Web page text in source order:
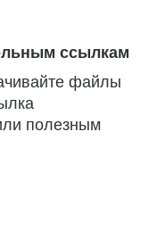
ссылкам
файлы
полезным